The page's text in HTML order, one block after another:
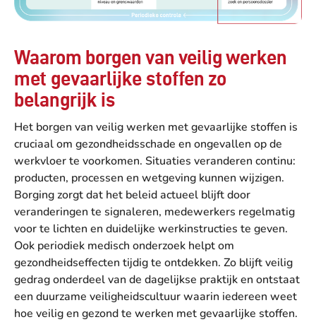
Waarom borgen van veilig werken
met gevaarlijke stoffen zo
belangrijk is
Het borgen van veilig werken met gevaarlijke stoffen is
cruciaal om gezondheidsschade en ongevallen op de
werkvloer te voorkomen. Situaties veranderen continu:
producten, processen en wetgeving kunnen wijzigen.
Borging zorgt dat het beleid actueel blijft door
veranderingen te signaleren, medewerkers regelmatig
voor te lichten en duidelijke werkinstructies te geven.
Ook periodiek medisch onderzoek helpt om
gezondheidseffecten tijdig te ontdekken. Zo blijft veilig
gedrag onderdeel van de dagelijkse praktijk en ontstaat
een duurzame veiligheidscultuur waarin iedereen weet
hoe veilig en gezond te werken met gevaarlijke stoffen.